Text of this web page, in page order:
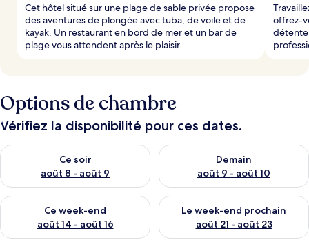
Cet hôtel situé sur une plage de sable privée propose
des aventures de plongée avec tuba, de voile et de
kayak. Un restaurant en bord de mer et un bar de
plage vous attendent après le plaisir.
offrez-
Options de chambre
Vérifiez la disponibilité pour ces dates.
Ce soir
août 8 - août 9
Vérifier la disponibilité pour ce soir août 8 - août 9
Demain
août 9 - août 10
Vérifier la disponibilité pour
Ce week-end
août 14 - août 16
Vérifier la disponibilité pour ce week-end août 14 - août 16
Le week-end prochain
août 21 - août 23
Vérifier la disponibilité pour